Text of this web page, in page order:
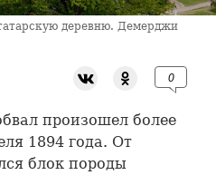
деревню. Демерджи
0
произошел более
1894 года. От
блок породы